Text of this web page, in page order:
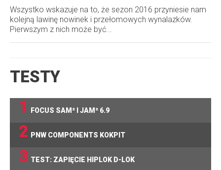
Wszystko wskazuje na to, że sezon 2016 przyniesie nam
kolejną lawinę nowinek i przełomowych wynalazków.
Pierwszym z nich może być...
TESTY
1
FOCUS SAM² I JAM² 6.9
2 PNW COMPONENTS KOKPIT
3 TEST: ZAPIĘCIE HIPLOK D-LOK